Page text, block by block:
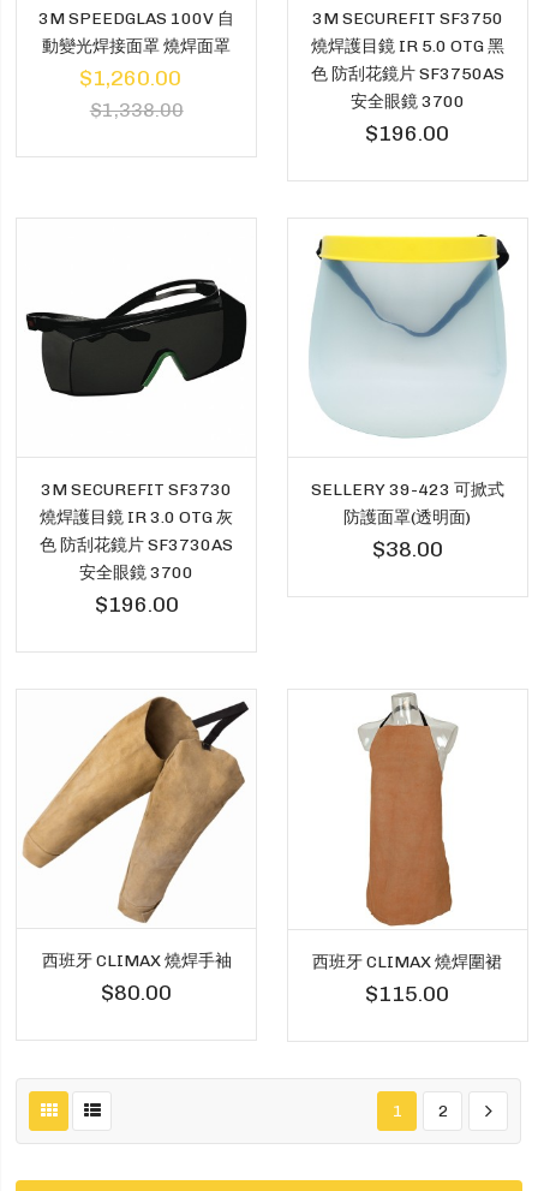
3M SPEEDGLAS 100V 自
動變光焊接面罩 燒焊面罩
$1,260.00
$1,338.00
3M SECUREFIT SF3750
燒焊護目鏡 IR 5.0 OTG 黑
色 防刮花鏡片 SF3750AS
安全眼鏡 3700
$196.00
3M SECUREFIT SF3730
燒焊護目鏡 IR 3.0 OTG 灰
色 防刮花鏡片 SF3730AS
安全眼鏡 3700
$196.00
SELLERY 39-423 可掀式
防護面罩(透明面)
$38.00
西班牙 CLIMAX 燒焊手袖
$80.00
西班牙 CLIMAX 燒焊圍裙
$115.00
1 2